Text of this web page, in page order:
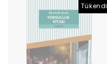
Tükendi